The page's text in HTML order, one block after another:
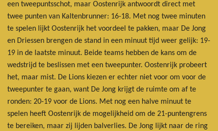
een tweepuntsschot, maar Oostenrijk antwoordt direct met
twee punten van Kaltenbrunner: 16-18. Met nog twee minuten
te spelen lijkt Oostenrijk het voordeel te pakken, maar De Jong
en Driessen brengen de stand in een minuut tijd weer gelijk: 19-
19 in de laatste minuut. Beide teams hebben de kans om de
wedstrijd te beslissen met een tweepunter. Oostenrijk probeert
het, maar mist. De Lions kiezen er echter niet voor om voor de
tweepunter te gaan, want De Jong krijgt de ruimte om af te
ronden: 20-19 voor de Lions. Met nog een halve minuut te
spelen heeft Oostenrijk de mogelijkheid om de 21-puntengrens
te bereiken, maar zij lijden balverlies. De Jong lijkt naar de ring